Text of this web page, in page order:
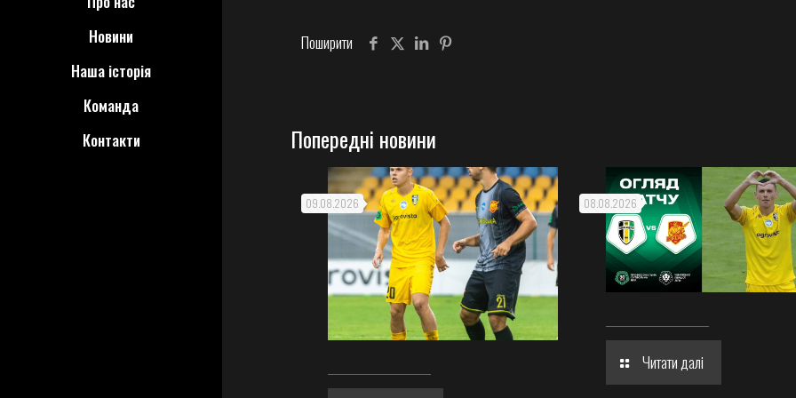
Новини
Наша історія
Команда
Контакти
Поширити
Попередні новини
09.08.2026 08.08.2026
Читати далі